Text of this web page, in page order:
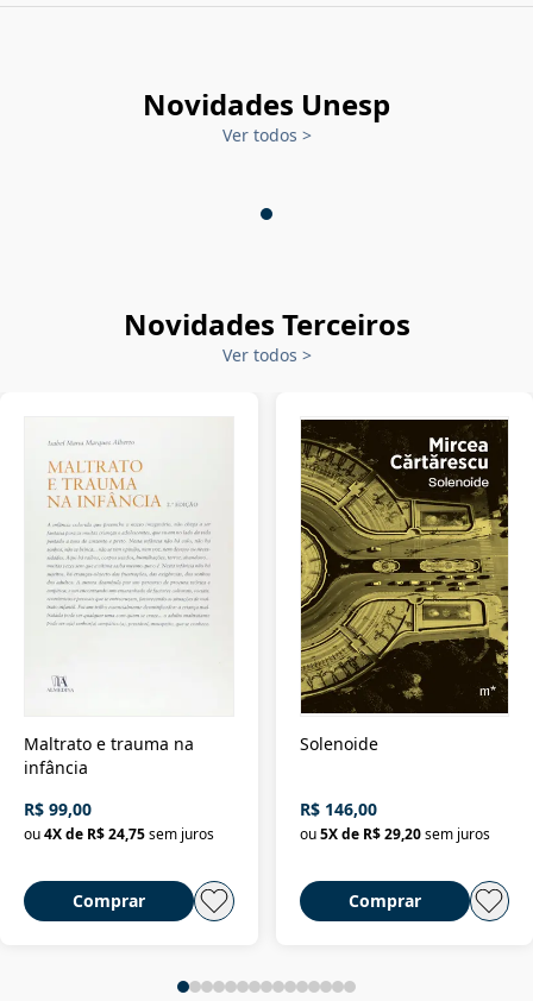
Novidades Unesp
Ver todos >
Novidades Terceiros
Ver todos >
Maltrato e trauma na
infância
R$ 99,00
ou4X de R$ 24,75sem juros
Comprar
Solenoide
R$ 146,00
ou 5X de R$ 29,20 sem juros
Comprar